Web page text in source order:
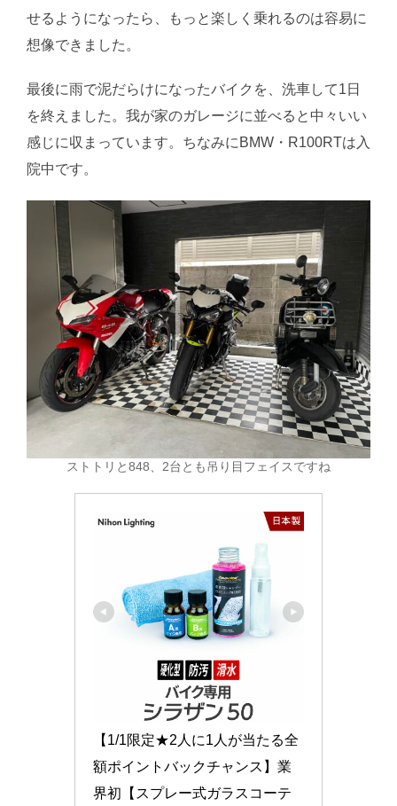
せるようになったら、もっと楽しく乗れるのは容易に
想像できました。
最後に雨で泥だらけになったバイクを、洗車して1日
を終えました。我が家のガレージに並べると中々いい
感じに収まっています。ちなみにBMW・R100RTは入
院中です。
ストトリと848、2台とも吊り目フェイスですね
【1/1限定★2人に1人が当たる全
額ポイントバックチャンス】業
界初【スプレー式ガラスコーテ